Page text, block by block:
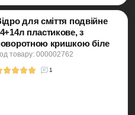
для сміття подвійне
пластикове, з
кришкою біле
товару: 000002762
1